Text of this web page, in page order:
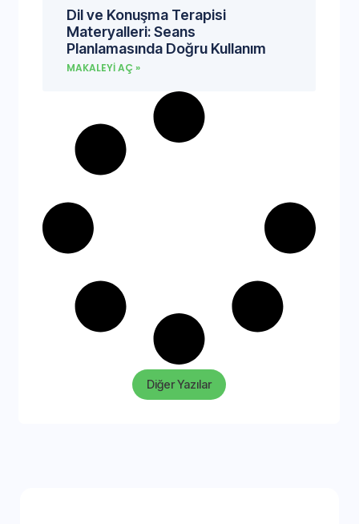
Dil ve Konuşma Terapisi
Materyalleri: Seans
Planlamasında Doğru Kullanım
MAKALEYI AÇ »
Diğer Yazılar